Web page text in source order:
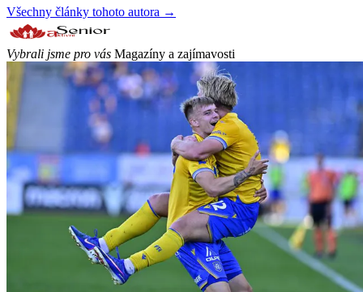
Všechny články tohoto autora →
Vybrali jsme pro vás Magazíny a zajímavosti